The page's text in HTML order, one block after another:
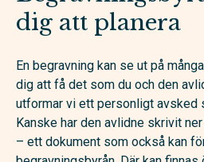
dig att planera
En begravning kan se ut på
dig att få det som du och den
utformar vi ett personligt avsked
Kanske har den avlidne skrivit
– ett dokument som också kan